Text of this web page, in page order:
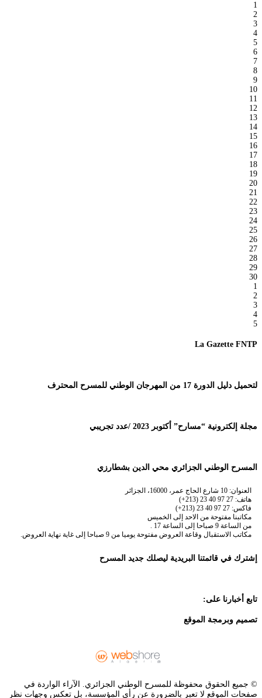
1
2
3
4
5
6
7
8
9
10
11
12
13
14
15
16
17
18
19
20
21
22
23
24
25
26
27
28
29
30
1
2
3
4
5
La Gazette FNTP
لتحميل دليل الدورة 17 من المهرجان الوطني للمسرح المحترف
مجلة إلكترونية “مسارح” أكتوبر 2023 /عدد تجريبي
المسرح الوطني الجزائري محي الدين بشطارزي
العنوان: 10 شارع الحاج عمر، 16000، الجزائر
هاتف: 27 97 40 23 (213+)
فاكس: 27 97 40 23 (213+)
مكاتبنا مفتوحة من الاحد إلى الخميس
من الساعة 9 صباحا إلى الساعة 17 .
مكاتب الاستقبال وقاعة العروض مفتوحة يوميا من 9 صباحا إلى غاية نهاية العروض.
إشترك في قائمتنا البريدية ليصلك جديد المسرح
تابع أخبارنا على:
تصميم وبرمجة الموقع
© جميع الحقوق محفوظة للمسرح الوطني الجزائري. الآراء الواردة في
صفحات الموقع لا تعبر بالضرورة عن رأي المؤسسة، بل تعكس وجهات نظر